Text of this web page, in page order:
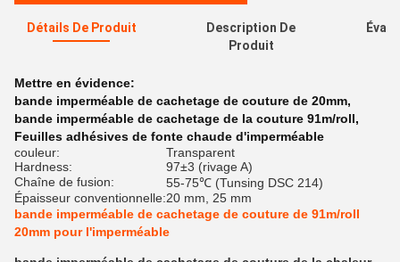
Détails De Produit
Description De
Produit
Mettre en évidence:
bande imperméable de cachetage de couture de 20mm,
bande imperméable de cachetage de la couture 91m/roll,
Feuilles adhésives de fonte chaude d'imperméable
couleur:
Transparent
Hardness:
97±3 (rivage A)
Chaîne de fusion:
55-75℃ (Tunsing DSC 214)
Épaisseur conventionnelle:20 mm, 25 mm
bande imperméable de cachetage de couture de 91m/roll
20mm pour l'imperméable